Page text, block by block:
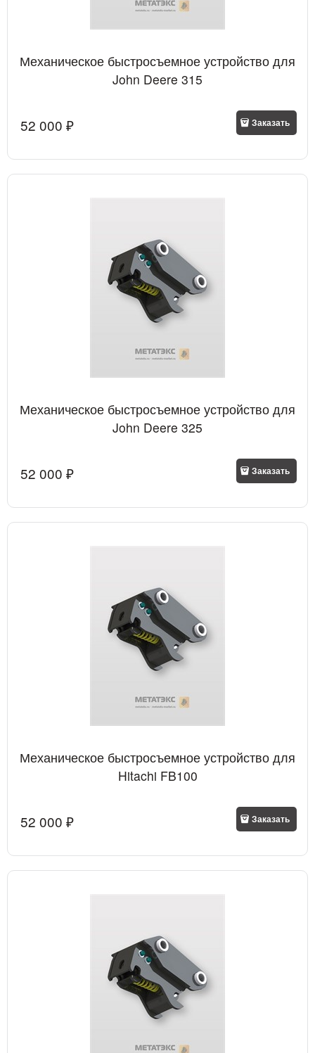
Механическое быстросъемное устройство для
John Deere 315
52 000 ₽ Заказать
Механическое быстросъемное устройство для
John Deere 325
52 000 ₽ Заказать
Механическое быстросъемное устройство для
Hitachi FB100
52 000 ₽ Заказать